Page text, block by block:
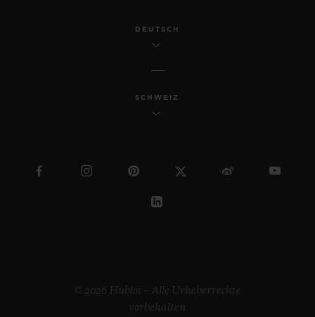
DEUTSCH
SCHWEIZ
© 2026 Hublot – Alle Urheberrechte
vorbehalten